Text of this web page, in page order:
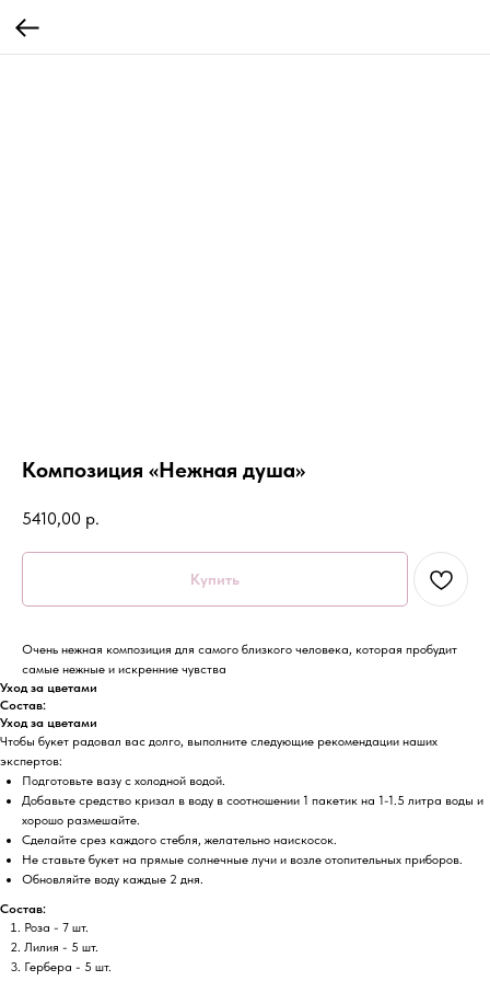
Композиция «Нежная душа»
5410,00 р.
Купить
Очень нежная композиция для самого близкого человека, которая пробудит
самые нежные и искренние чувства
Уход за цветами
Состав:
Уход за цветами
Чтобы букет радовал вас долго, выполните следующие рекомендации наших
экспертов:
Подготовьте вазу с холодной водой.
Добавьте средство кризал в воду в соотношении 1 пакетик на 1-1.5 литра воды и
хорошо размешайте.
Сделайте срез каждого стебля, желательно наискосок.
Не ставьте букет на прямые солнечные лучи и возле отопительных приборов.
Обновляйте воду каждые 2 дня.
Состав:
Роза - 7 шт.
Лилия - 5 шт.
Гербера - 5 шт.